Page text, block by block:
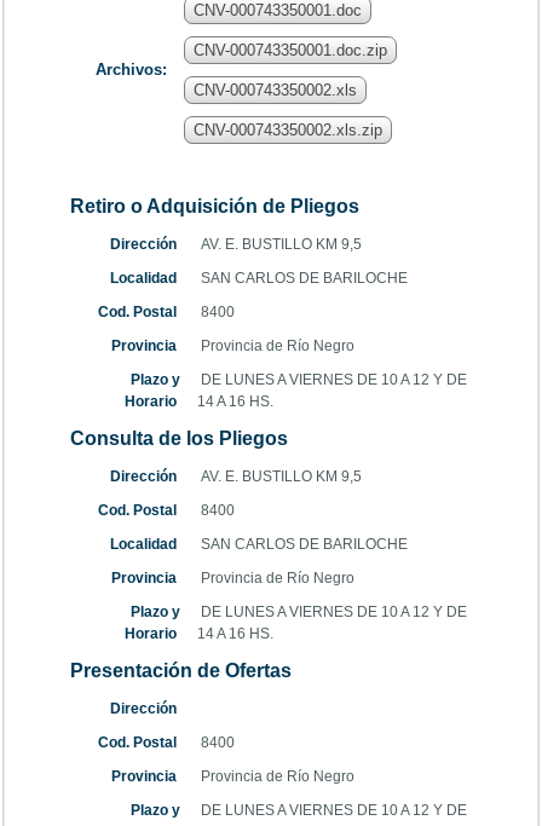
Archivos:
CNV-000743350001.doc
CNV-000743350001.doc.zip
CNV-000743350002.xls
CNV-000743350002.xls.zip
Retiro o Adquisición de Pliegos
Dirección
AV. E. BUSTILLO KM 9,5
Localidad
SAN CARLOS DE BARILOCHE
Cod. Postal
8400
Provincia
Provincia de Río Negro
Plazo y
Horario
DE LUNES A VIERNES DE 10 A 12 Y DE
14 A 16 HS.
Consulta de los Pliegos
Dirección
AV. E. BUSTILLO KM 9,5
Cod. Postal
8400
Localidad
SAN CARLOS DE BARILOCHE
Provincia
Provincia de Río Negro
Plazo y
Horario
DE LUNES A VIERNES DE 10 A 12 Y DE
14 A 16 HS.
Presentación de Ofertas
Dirección
Cod. Postal
8400
Provincia
Provincia de Río Negro
Plazo y
DE LUNES A VIERNES DE 10 A 12 Y DE